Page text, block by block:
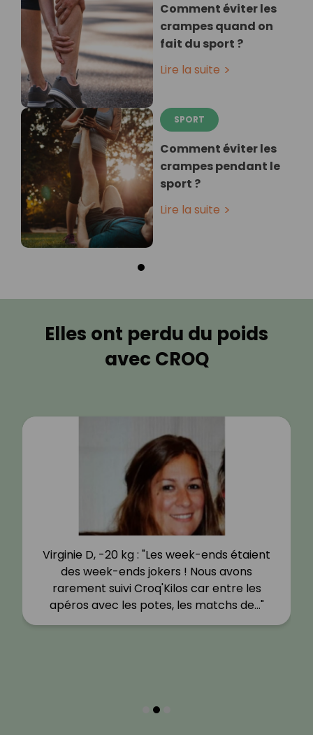
Comment éviter les
crampes quand on
fait du sport ?
Lire la suite
SPORT
Comment éviter les
crampes pendant le
sport ?
Lire la suite
Elles ont perdu du poids
avec CROQ
Virginie D, -20 kg : "Les week-ends étaient
des week-ends jokers ! Nous avons
rarement suivi Croq'Kilos car entre les
apéros avec les potes, les matchs de…"